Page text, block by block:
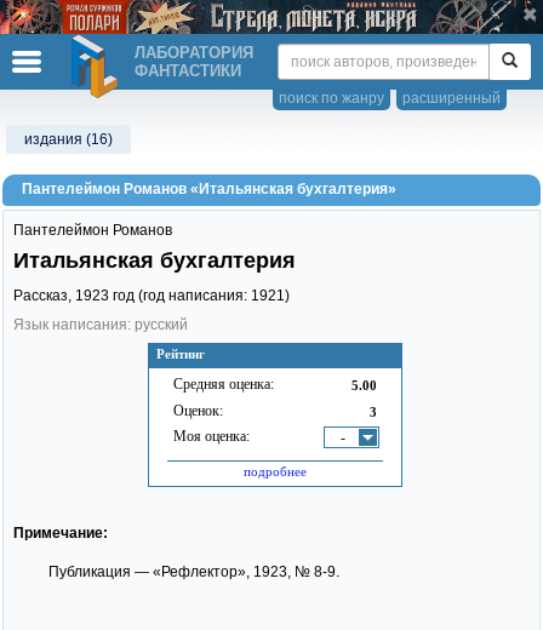
ЛАБОРАТОРИЯ
ФАНТАСТИКИ
расширенный
поиск по жанру
издания (16)
Пантелеймон Романов «Итальянская бухгалтерия»
Рейтинг
Средняя оценка: 5.00
Оценок: 3
Моя оценка: -
подробнее
Пантелеймон Романов
Итальянская бухгалтерия
Рассказ, 1923 год (год написания: 1921)
Язык написания: русский
Примечание:
Публикация — «Рефлектор», 1923, № 8-9.